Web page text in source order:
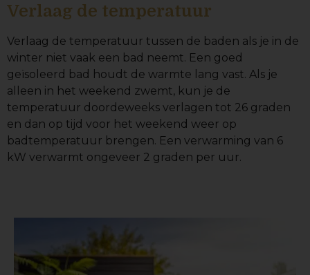
Verlaag de temperatuur
Verlaag de temperatuur tussen de baden als je in de
winter niet vaak een bad neemt. Een goed
geïsoleerd bad houdt de warmte lang vast. Als je
alleen in het weekend zwemt, kun je de
temperatuur doordeweeks verlagen tot 26 graden
en dan op tijd voor het weekend weer op
badtemperatuur brengen. Een verwarming van 6
kW verwarmt ongeveer 2 graden per uur.